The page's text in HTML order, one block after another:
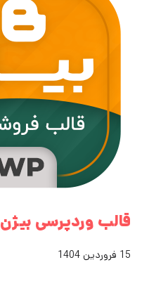
قالب وردپرسی بیژن
15 فروردین 1404